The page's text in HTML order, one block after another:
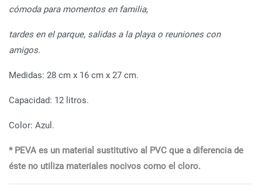
cómoda para momentos en familia,
tardes en el parque, salidas a la playa o reuniones con
amigos.
Medidas: 28 cm x 16 cm x 27 cm.
Capacidad: 12 litros.
Color: Azul.
* PEVA es un material sustitutivo al PVC que a diferencia de
éste no utiliza materiales nocivos como el cloro.